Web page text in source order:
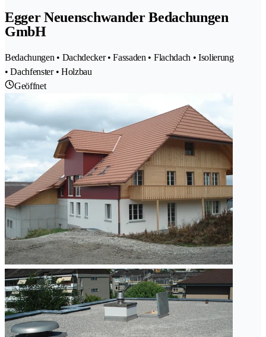
Egger Neuenschwander Bedachungen
GmbH
Bedachungen • Dachdecker • Fassaden • Flachdach • Isolierung
• Dachfenster • Holzbau
Geöffnet